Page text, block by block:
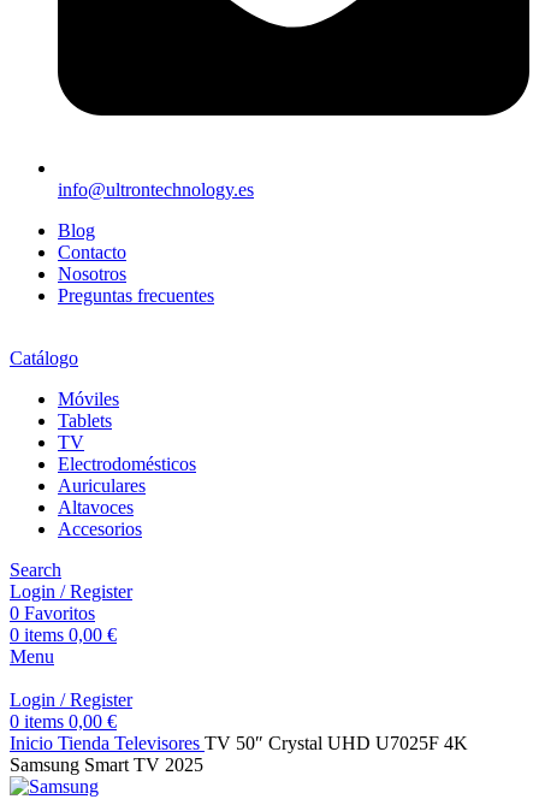
info@ultrontechnology.es
Blog
Contacto
Nosotros
Preguntas frecuentes
Catálogo
Móviles
Tablets
TV
Electrodomésticos
Auriculares
Altavoces
Accesorios
Search
Login / Register
0 Favoritos
0 items 0,00 €
Menu
Login / Register
0 items 0,00 €
Inicio Tienda Televisores TV 50″ Crystal UHD U7025F 4K
Samsung Smart TV 2025